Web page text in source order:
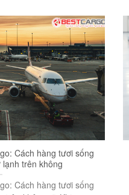
Cách hàng tươi sống
trên không
Cách hàng tươi sống